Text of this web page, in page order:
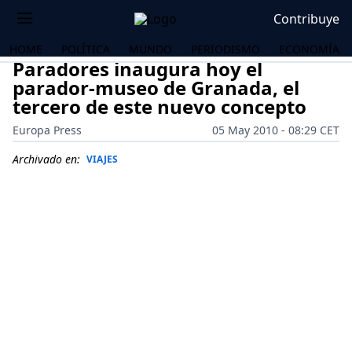
Contribuye
HOME POLÍTICA MUNDO PERIODISMO ECONOMÍA
Paradores inaugura hoy el
parador-museo de Granada, el
tercero de este nuevo concepto
Europa Press
05 May 2010 - 08:29 CET
Archivado en: VIAJES